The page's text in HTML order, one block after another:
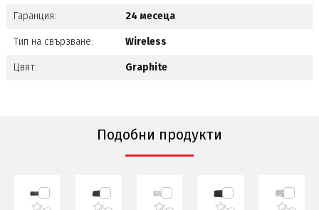
Гаранция: 24 месеца
Тип на свързване: Wireless
Цвят: Graphite
Подобни продукти